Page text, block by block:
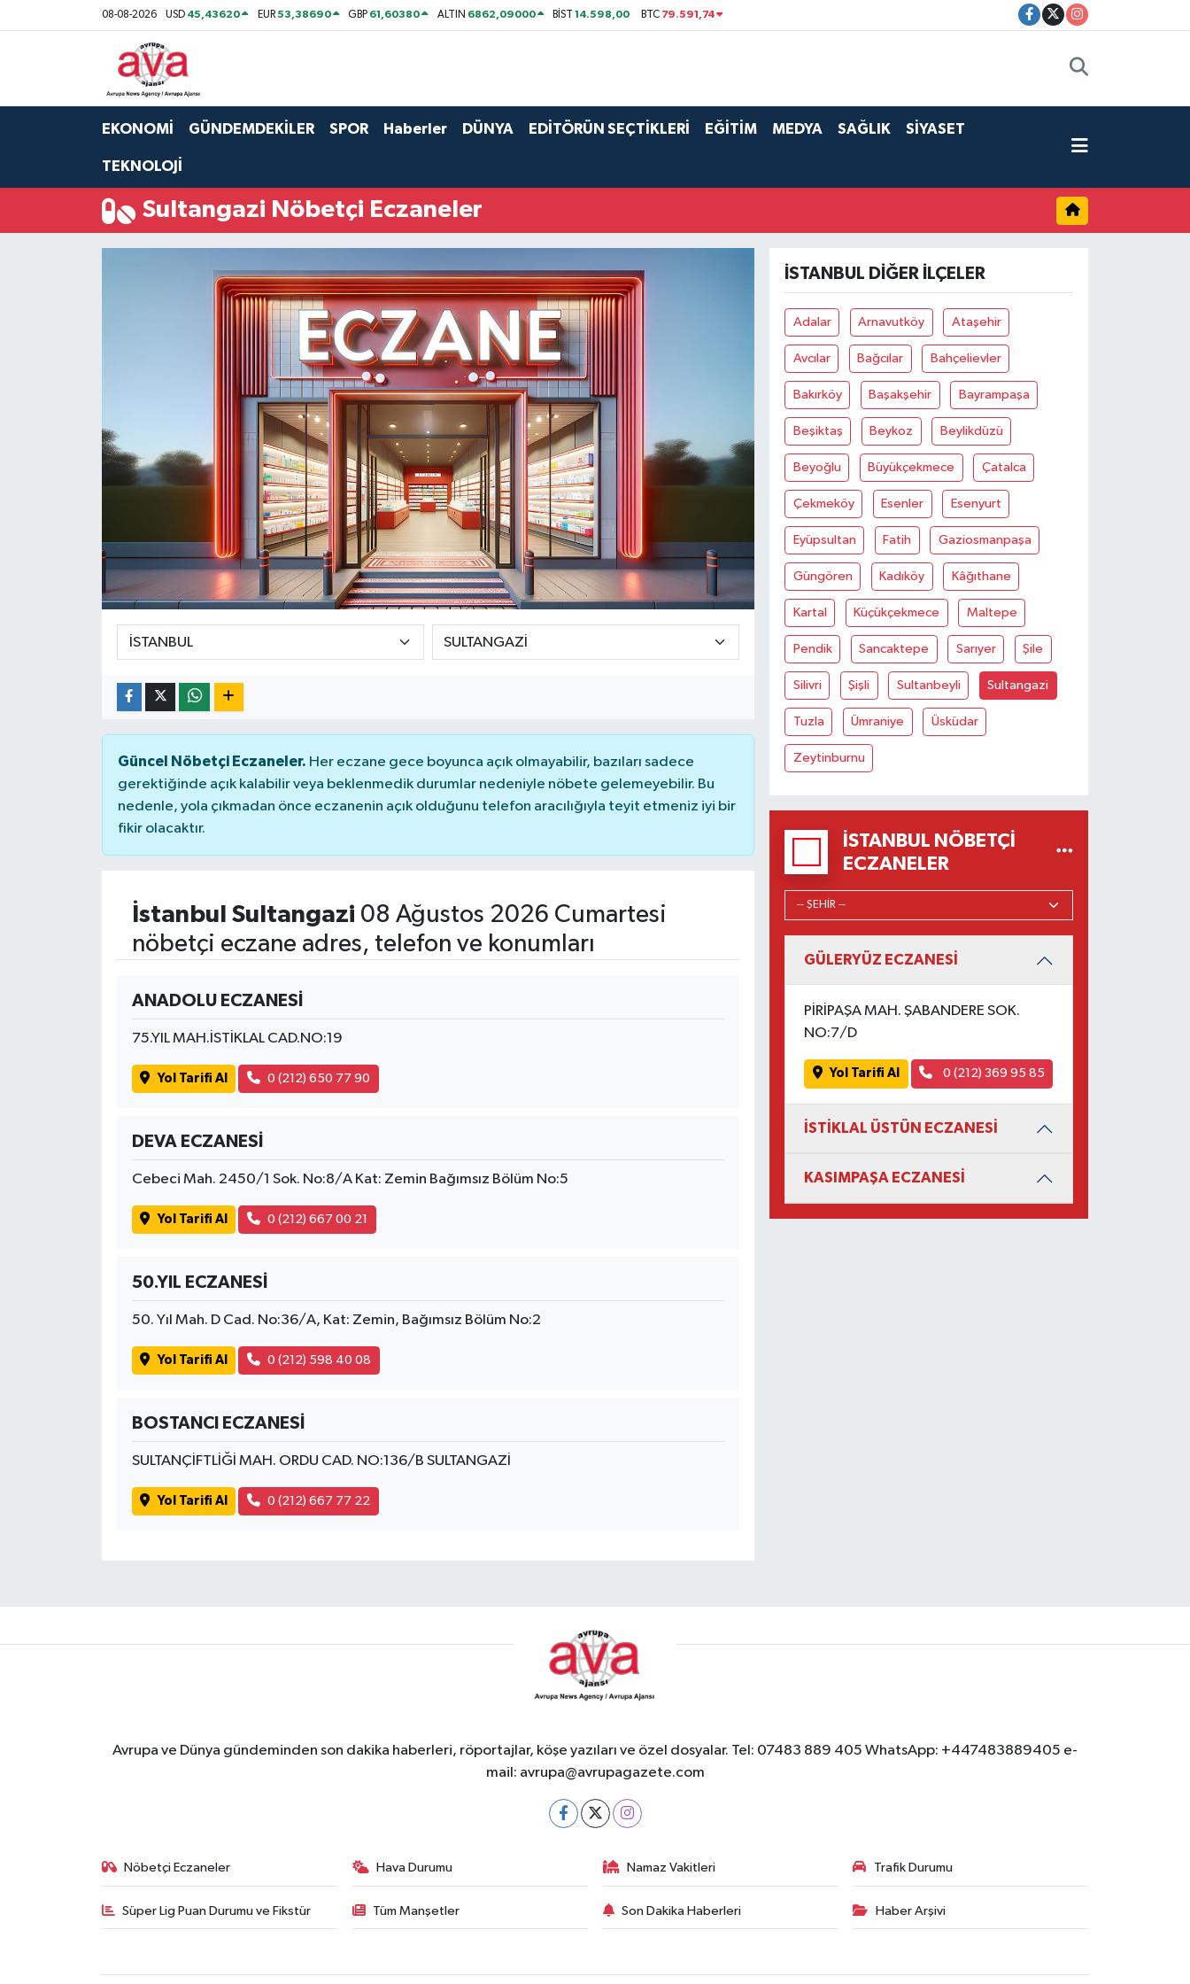
08-08-2026 USD 45,43620 EUR53,38690 GBP 61,60380 ALTIN 6862,09000 BİST14.598,00 BTC 79.591,74
EKONOMİ GÜNDEMDEKİLER SPOR Haberler DÜNYA EDİTÖRÜN SEÇTİKLERİ EĞİTİM MEDYA SAĞLIK SİYASET
TEKNOLOJİ
Sultangazi Nöbetçi Eczaneler
Güncel Nöbetçi Eczaneler. Her eczane gece boyunca açık olmayabilir, bazıları sadece
gerektiğinde açık kalabilir veya beklenmedik durumlar nedeniyle nöbete gelemeyebilir. Bu
nedenle, yola çıkmadan önce eczanenin açık olduğunu telefon aracılığıyla teyit etmeniz iyi bir
fikir olacaktır.
İstanbul Sultangazi 08 Ağustos 2026 Cumartesi
nöbetçi eczane adres, telefon ve konumları
ANADOLU ECZANESİ
75.YIL MAH.İSTİKLAL CAD.NO:19
Yol Tarifi Al 0 (212) 650 77 90
DEVA ECZANESİ
Cebeci Mah. 2450/1 Sok. No:8/A Kat: Zemin Bağımsız Bölüm No:5
Yol Tarifi Al 0 (212) 667 00 21
50.YIL ECZANESİ
50. Yıl Mah. D Cad. No:36/A, Kat: Zemin, Bağımsız Bölüm No:2
Yol Tarifi Al 0 (212) 598 40 08
BOSTANCI ECZANESİ
SULTANÇİFTLİĞİ MAH. ORDU CAD. NO:136/B SULTANGAZİ
Yol Tarifi Al 0 (212) 667 77 22
İSTANBUL DIĞER İLÇELER
Adalar Arnavutköy Ataşehir
Avcılar Bağcılar Bahçelievler
Bakırköy Başakşehir Bayrampaşa
Beşiktaş Beykoz Beylikdüzü
Beyoğlu Büyükçekmece Çatalca
Çekmeköy Esenler Esenyurt
Eyüpsultan Fatih Gaziosmanpaşa
Güngören Kadıköy Kâğıthane
Kartal Küçükçekmece Maltepe
Pendik Sancaktepe Sarıyer Şile
Silivri Şişli Sultanbeyli Sultangazi
Tuzla Ümraniye Üsküdar
Zeytinburnu
İSTANBUL NÖBETÇI
ECZANELER
GÜLERYÜZ ECZANESİ
PİRİPAŞA MAH. ŞABANDERE SOK.
NO:7/D
Yol Tarifi Al 0 (212) 369 95 85
İSTİKLAL ÜSTÜN ECZANESİ
KASIMPAŞA ECZANESİ
Avrupa ve Dünya gündeminden son dakika haberleri, röportajlar, köşe yazıları ve özel dosyalar. Tel: 07483 889 405 WhatsApp: +447483889405 e-
mail: avrupa@avrupagazete.com
Nöbetçi Eczaneler Hava Durumu Namaz Vakitleri Trafik Durumu
Süper Lig Puan Durumu ve Fikstür Tüm Manşetler Son Dakika Haberleri Haber Arşivi
Nöbetçi Eczaneler
Namaz Vakitleri
Trafik Durumu
Süper Lig Puan Durumu ve Fikstür